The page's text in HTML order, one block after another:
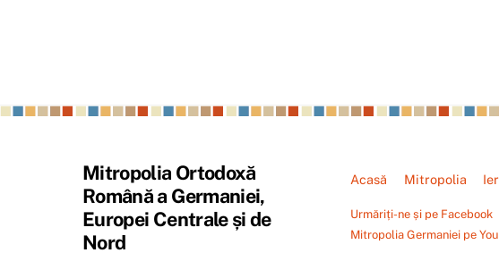
Mitropolia Ortodoxă
Română a Germaniei,
Europei Centrale și de
Nord
Acasă Mitropolia
Urmăriți-ne și pe Facebook
Mitropolia Germaniei pe